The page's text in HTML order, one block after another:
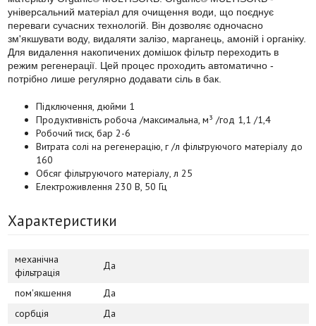
універсальний матеріал для очищення води, що поєднує
переваги сучасних технологій. Він дозволяє одночасно
зм'якшувати воду, видаляти залізо, марганець, амоній і органіку.
Для видалення накопичених домішок фільтр переходить в
режим регенерації. Цей процес проходить автоматично -
потрібно лише регулярно додавати сіль в бак.
Підключення, дюйми 1
Продуктивність робоча /максимальна, м³ /год 1,1 /1,4
Робочий тиск, бар 2-6
Витрата солі на регенерацію, г /л фільтруючого матеріалу до
160
Обсяг фільтруючого матеріалу, л 25
Електроживлення 230 В, 50 Гц
Характеристики
механічна
фільтрація
Да
пом'якшення
Да
сорбція
Да